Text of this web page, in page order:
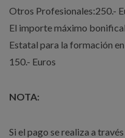
Otros Profesionales:250.-
El importe máximo
Estatal para la formación
150.- Euros
NOTA:
Si el pago se realiza a